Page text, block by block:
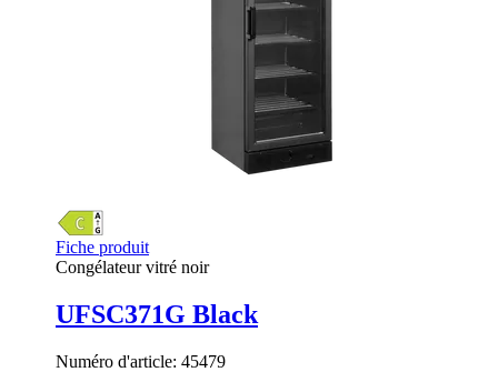
Fiche produit
Congélateur vitré noir
UFSC371G Black
Numéro d'article: 45479